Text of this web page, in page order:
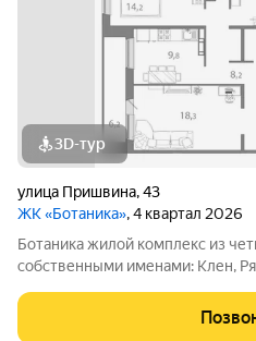
3D-тур
улица Пришвина,43
ЖК «Ботаника», 4 квартал 2026
Ботаника жилой комплекс из четырёх кварталов с
собственными именами: Клен,
розе ветров, природному
проекта и качественному